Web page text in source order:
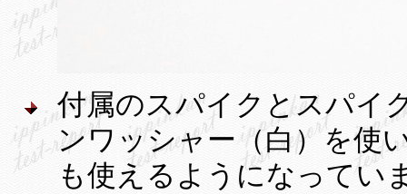
付属のスパイクとスパイ
ンワッシャー（白）を使
も使えるようになってい